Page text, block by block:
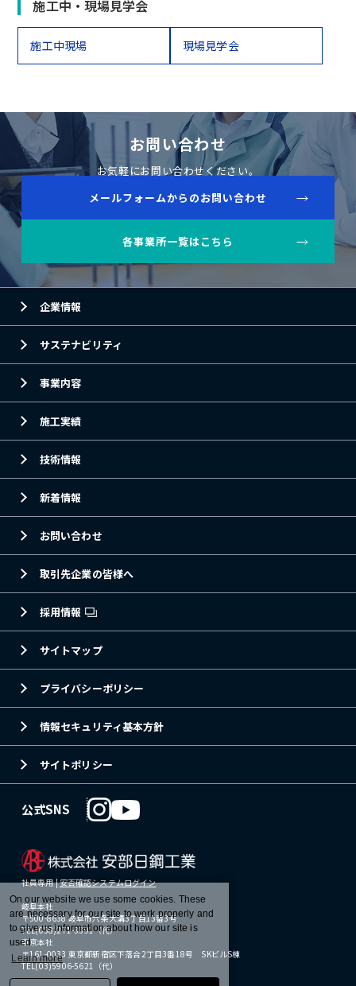
施工中・現場見学会
施工中現場 現場見学会
お問い合わせ
お気軽にお問い合わせください。
メールフォームからのお問い合わせ
各事業所一覧はこちら
企業情報
サステナビリティ
事業内容
施工実績
技術情報
新着情報
お問い合わせ
取引先企業の皆様へ
採用情報
サイトマップ
プライバシーポリシー
情報セキュリティ基本方針
サイトポリシー
公式SNS
社員専用 |安否確認システムログイン
岐阜本社
〒500-8638 岐阜市六条大溝3丁目13番3号
TEL(058)271-3391（代）
東京本社
〒161-0033 東京都新宿区下落合2丁目3番18号 SKビルS棟
TEL(03)5906-5621（代）
On our website we use some cookies. These
are necessary for our site to work properly and
to give us information about how our site is
used.
Learn more